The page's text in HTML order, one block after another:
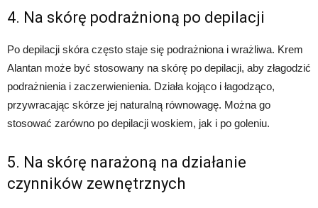
4. Na skórę podrażnioną po depilacji
Po depilacji skóra często staje się podrażniona i wrażliwa. Krem
Alantan może być stosowany na skórę po depilacji, aby złagodzić
podrażnienia i zaczerwienienia. Działa kojąco i łagodząco,
przywracając skórze jej naturalną równowagę. Można go
stosować zarówno po depilacji woskiem, jak i po goleniu.
5. Na skórę narażoną na działanie
czynników zewnętrznych